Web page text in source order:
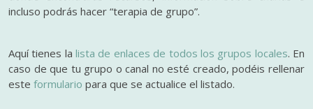
incluso podrás hacer “terapia de grupo”.
Aquí tienes lalista de enlaces de todos los grupos locales. En
caso de que tu grupo o canal no esté creado, podéis rellenar
este formulario para que se actualice el listado.